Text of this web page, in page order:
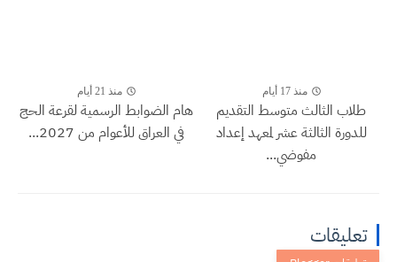
منذ 17 أيام
طلاب الثالث متوسط التقديم
للدورة الثالثة عشر لمعهد إعداد
مفوضي...
منذ 21 أيام
هام الضوابط الرسمية لقرعة الحج
في العراق للأعوام من 2027...
تعليقات